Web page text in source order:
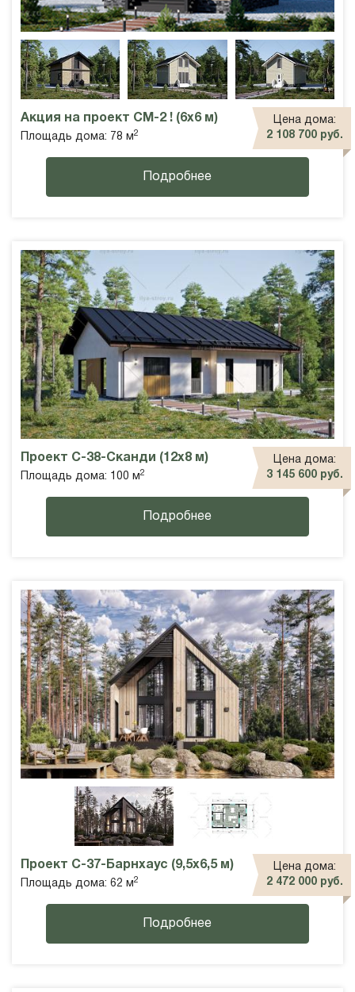
Акция на проект СМ-2 ! (6х6 м)
Площадь дома: 78 м 2
Цена дома:
2 108 700 руб.
Подробнее
Проект С-38-Сканди (12х8 м)
Площадь дома: 100 м2
Цена дома:
3 145 600 руб.
Подробнее
Проект С-37-Барнхаус (9,5х6,5 м)
Площадь дома: 62 м2
Цена дома:
2 472 000 руб.
Подробнее